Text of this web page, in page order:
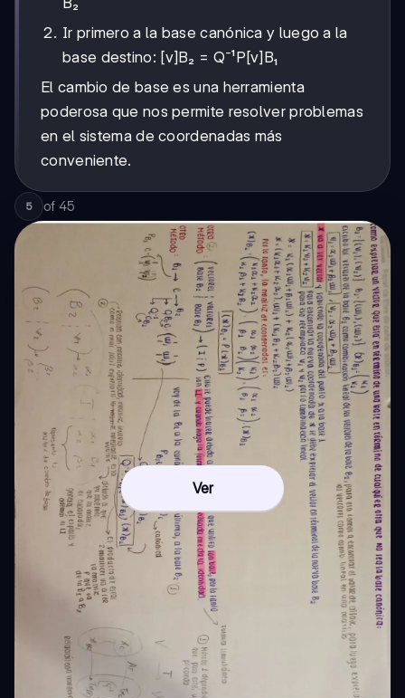
Ir primero a la base canónica y luego a la
base destino: [v]B₂ = Q⁻¹P[v]B₁
El cambio de base es una herramienta
poderosa que nos permite resolver problemas
en el sistema de coordenadas más
conveniente.
5 of 45
Ver